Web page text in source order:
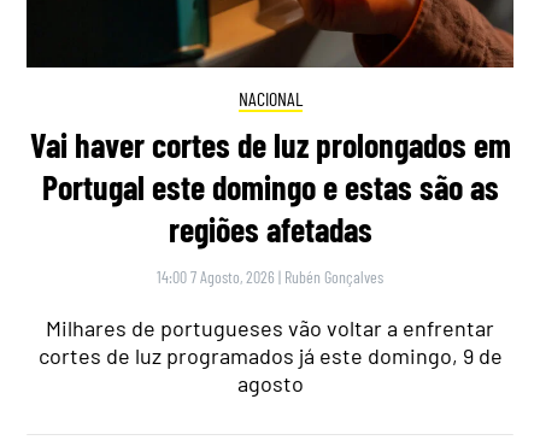
NACIONAL
Vai haver cortes de luz prolongados em
Portugal este domingo e estas são as
regiões afetadas
14:00 7 Agosto, 2026 | Rubén Gonçalves
Milhares de portugueses vão voltar a enfrentar
cortes de luz programados já este domingo, 9 de
agosto